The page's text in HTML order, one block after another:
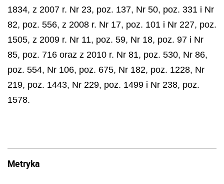
1834, z 2007 r. Nr 23, poz. 137, Nr 50, poz. 331 i Nr
82, poz. 556, z 2008 r. Nr 17, poz. 101 i Nr 227, poz.
1505, z 2009 r. Nr 11, poz. 59, Nr 18, poz. 97 i Nr
85, poz. 716 oraz z 2010 r. Nr 81, poz. 530, Nr 86,
poz. 554, Nr 106, poz. 675, Nr 182, poz. 1228, Nr
219, poz. 1443, Nr 229, poz. 1499 i Nr 238, poz.
1578.
Metryka